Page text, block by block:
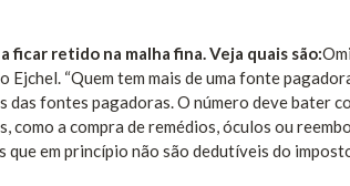
retido na malha fina. Veja quais são:
“Quem tem mais de uma fonte
fontes pagadoras. O número deve bater
a compra de remédios, óculos ou
em princípio não são dedutíveis do